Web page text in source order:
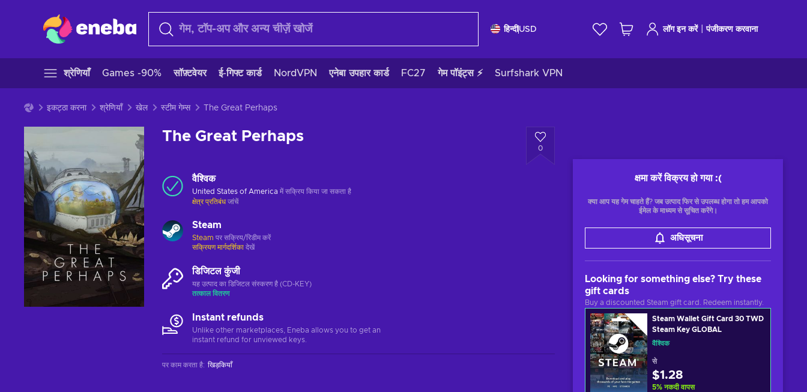
हिन्दीUSD लॉग इन करें|पंजीकरण करवाना
श्रेणियाँ Games -90% सॉफ़्टवेयर ई-गिफ्ट कार्ड NordVPN एनेबा उपहार कार्ड FC27 गेम पॉइंट्स ⚡ Surfshark VPN
इकट्ठा करना श्रेणियाँ खेल स्टीम गेम्स The Great Perhaps
The Great Perhaps
0
क्षमा करें विक्रय हो गया :(
क्या आप यह गेम चाहते हैं? जब उत्पाद फिर से उपलब्ध होगा तो हम आपको
ईमेल के माध्यम से सूचित करेंगे।
अधिसूचना
Looking for something else? Try these
gift cards
Buy a discounted Steam gift card. Redeem instantly.
Steam Wallet Gift Card 30 TWD
Steam Key GLOBAL
वैश्विक
से
$1.28
5% नकदी वापस
वैश्विक
United States of America में सक्रिय किया जा सकता है
क्षेत्र प्रतिबंध जांचें
Steam
Steam पर सक्रिय/रिडीम करें
सक्रियण मार्गदर्शिका देखें
डिजिटल कुंजी
यह उत्पाद का डिजिटल संस्करण है (CD-KEY)
तत्काल वितरण
Instant refunds
Unlike other marketplaces, Eneba allows you to get an
instant refund for unviewed keys.
पर काम करता है: खिड़कियाँ